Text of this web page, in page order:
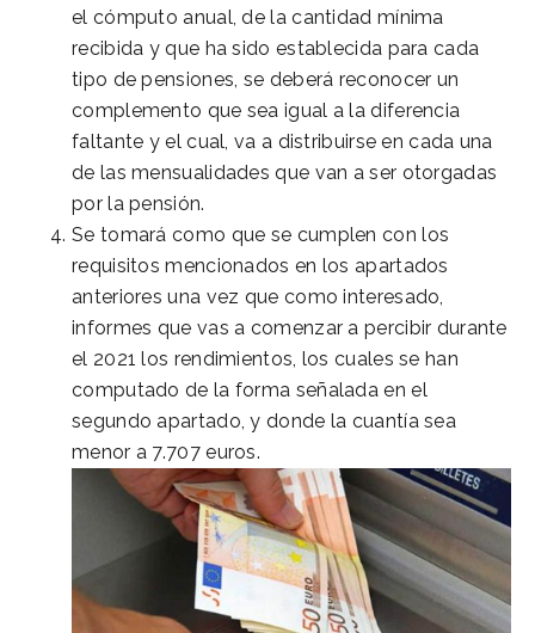
el cómputo anual, de la cantidad mínima
recibida y que ha sido establecida para cada
tipo de pensiones, se deberá reconocer un
complemento que sea igual a la diferencia
faltante y el cual, va a distribuirse en cada una
de las mensualidades que van a ser otorgadas
por la pensión.
Se tomará como que se cumplen con los
requisitos mencionados en los apartados
anteriores una vez que como interesado,
informes que vas a comenzar a percibir durante
el 2021 los rendimientos, los cuales se han
computado de la forma señalada en el
segundo apartado, y donde la cuantía sea
menor a 7.707 euros.